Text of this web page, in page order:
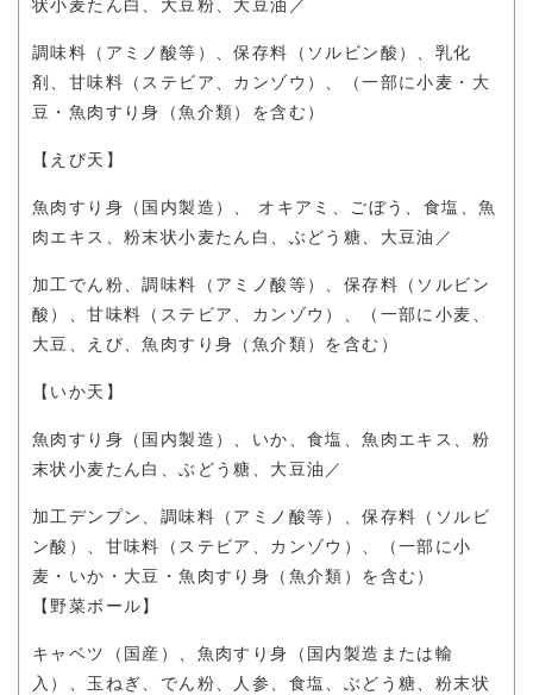
調味料（アミノ酸等）、保存料（ソルビン酸）、乳化
剤、甘味料（ステビア、カンゾウ）、（一部に小麦・大
豆・魚肉すり身（魚介類）を含む）
【えび天】
魚肉すり身（国内製造）、 オキアミ、ごぼう、食塩、魚
肉エキス、粉末状小麦たん白、ぶどう糖、大豆油／
加工でん粉、調味料（アミノ酸等）、保存料（ソルビン
酸）、甘味料（ステビア、カンゾウ）、（一部に小麦、
大豆、えび、魚肉すり身（魚介類）を含む）
【いか天】
魚肉すり身（国内製造）、いか、食塩、魚肉エキス、粉
末状小麦たん白、ぶどう糖、大豆油／
加工デンプン、調味料（アミノ酸等）、保存料（ソルビ
ン酸）、甘味料（ステビア、カンゾウ）、（一部に小
麦・いか・大豆・魚肉すり身（魚介類）を含む）
【野菜ボール】
キャベツ（国産）、 魚肉すり身（国内製造または輸
入）、玉ねぎ、でん粉、人参、食塩、ぶどう糖、粉末状